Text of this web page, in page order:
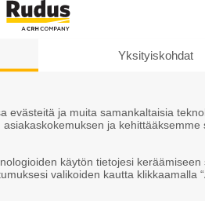
Näytä lisätiedot
Yksityiskohdat
evästeitä ja muita samankaltaisia
ja kehittääksemme
käytön tietojesi keräämiseen
valikoiden kautta klikkaamalla